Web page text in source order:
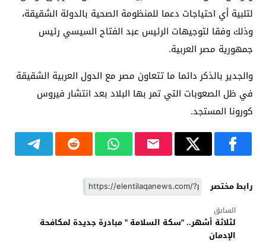
لتلبية أي احتياجات دعما للمنظومة الصحية بالدولة الشقيقة،
وذلك وفقا لتوجيهات الرئيس عبد الفتاح السيسي رئيس
جمهورية مصر العربية.
والجدير بالذكر دائما ما تتعاون مصر مع الدول العربية الشقيقة
في ظل الصعوبات التي تمر بها البلاد بعد انتشار فيروس
كورونا المستجد.
رابط مختصر
السابق
لثلاثة أشهر.. "سكة السلامة " مبادرة جديدة لمكافحة
الإدمان